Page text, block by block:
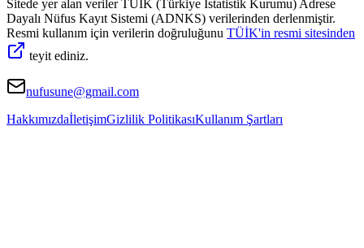
Sitede yer alan veriler TÜİK (Türkiye İstatistik Kurumu) Adrese
Dayalı Nüfus Kayıt Sistemi (ADNKS) verilerinden derlenmiştir.
Resmi kullanım için verilerin doğruluğunu TÜİK'in resmi sitesinden
teyit ediniz.
nufusune@gmail.com
HakkımızdaİletişimGizlilik PolitikasıKullanım Şartları